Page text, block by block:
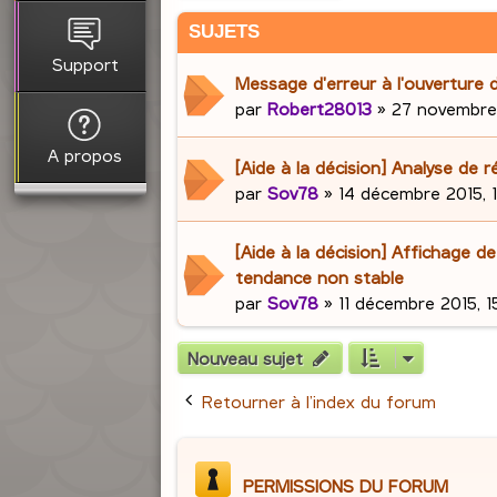
Support
A propos
SUJETS
Message d'erreur à l'ouverture
parRobert28013 »27
[Aide à la décision] Analyse de
parSov78 » 14 décembre 2015,
[Aide à la décision] Affichage
tendance non stable
parSov78 » 11 décembre 2015,
Nouveau sujet
Retourner à l’index du forum
PERMISSIONS DU FORUM